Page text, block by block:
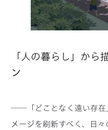
「人の暮らし」から
ン
──「どことなく遠い存在
メージを刷新すべく、日